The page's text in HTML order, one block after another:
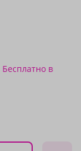
Бесплатно в